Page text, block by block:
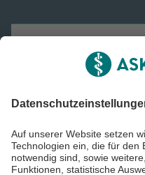
Asklepios Gruppe